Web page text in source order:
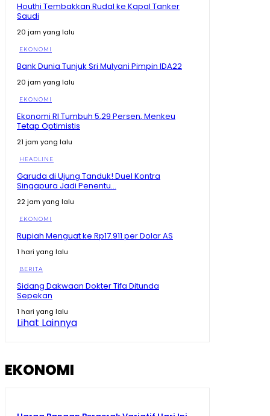
Houthi Tembakkan Rudal ke Kapal Tanker
Saudi
20 jam yang lalu
EKONOMI
Bank Dunia Tunjuk Sri Mulyani Pimpin IDA22
20 jam yang lalu
EKONOMI
Ekonomi RI Tumbuh 5,29 Persen, Menkeu
Tetap Optimistis
21 jam yang lalu
HEADLINE
Garuda di Ujung Tanduk! Duel Kontra
Singapura Jadi Penentu...
22 jam yang lalu
EKONOMI
Rupiah Menguat ke Rp17.911 per Dolar AS
1 hari yang lalu
BERITA
Sidang Dakwaan Dokter Tifa Ditunda
Sepekan
1 hari yang lalu
Lihat Lainnya
EKONOMI